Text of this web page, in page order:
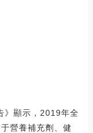
》顯示，2019年全
營養補充劑、健